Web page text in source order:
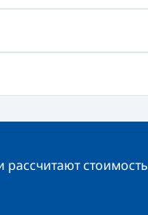
стоимость